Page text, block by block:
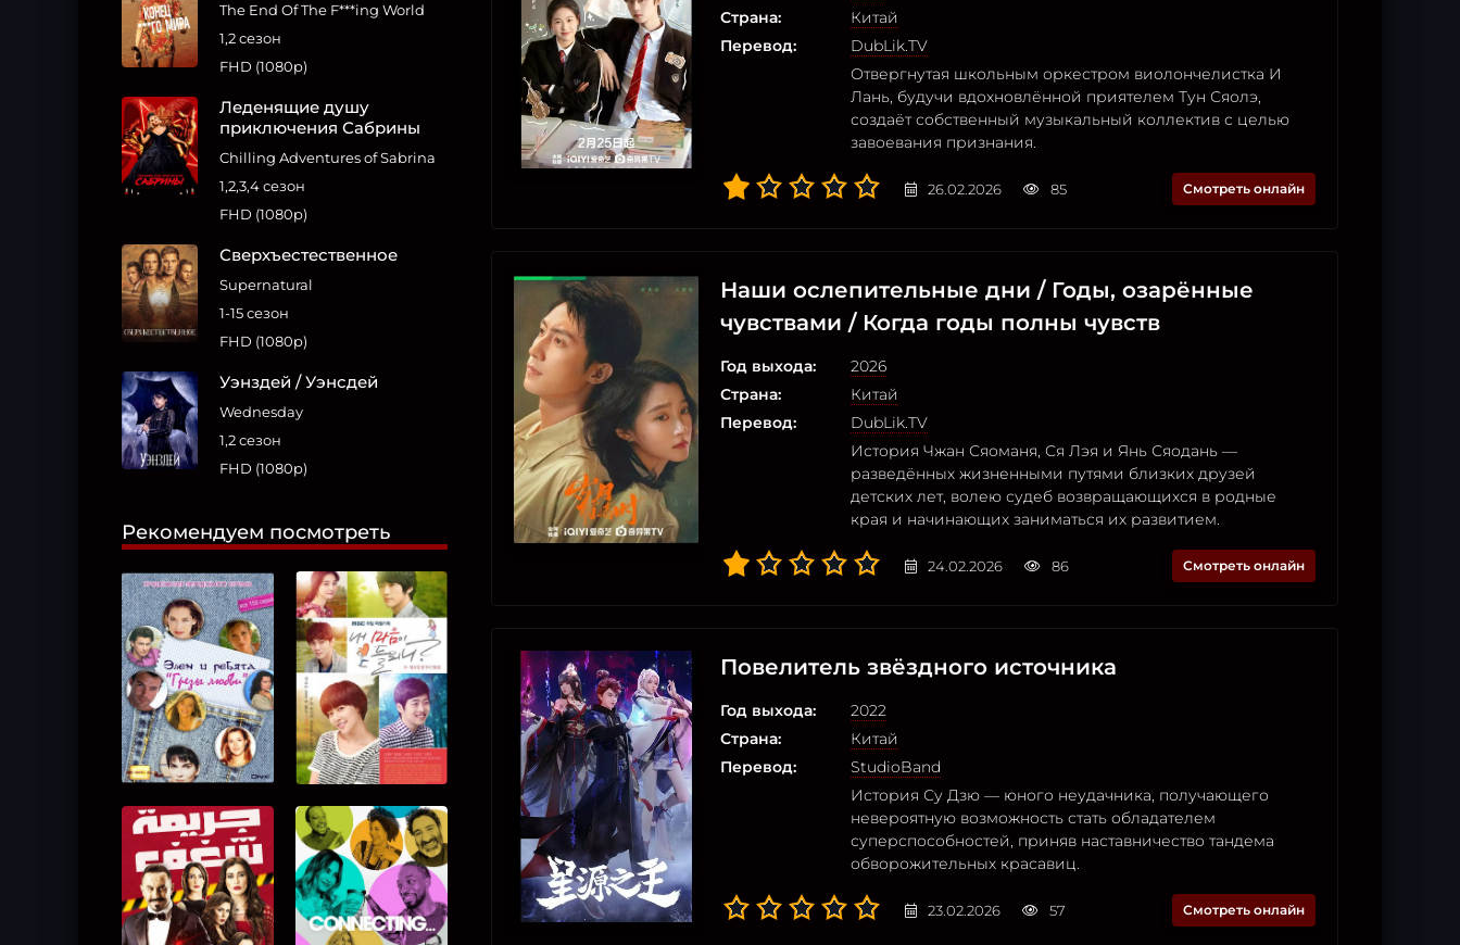
The End Of The F***ing World
1,2 сезон
FHD (1080p)
Леденящие душу
приключения Сабрины
Chilling Adventures of Sabrina
1,2,3,4 сезон
FHD (1080p)
Сверхъестественное
Supernatural
1-15 сезон
FHD (1080p)
Уэнздей / Уэнсдей
Wednesday
1,2 сезон
FHD (1080p)
Рекомендуем посмотреть
Страна:
Китай
Перевод:
DubLik.TV
Отвергнутая школьным оркестром виолончелистка И
Лань, будучи вдохновлённой приятелем Тун Сяолэ,
создаёт собственный музыкальный коллектив с целью
завоевания признания.
26.02.2026 85 Смотреть онлайн
Наши ослепительные дни / Годы, озарённые
чувствами / Когда годы полны чувств
Год выхода:
2026
Страна:
Китай
Перевод:
DubLik.TV
История Чжан Сяоманя, Ся Лэя и Янь Сяодань —
разведённых жизненными путями близких друзей
детских лет, волею судеб возвращающихся в родные
края и начинающих заниматься их развитием.
24.02.2026 86 Смотреть онлайн
Повелитель звёздного источника
Год выхода:
2022
Страна:
Китай
Перевод:
StudioBand
История Су Дзю — юного неудачника, получающего
невероятную возможность стать обладателем
суперспособностей, приняв наставничество тандема
обворожительных красавиц.
23.02.2026 57 Смотреть онлайн